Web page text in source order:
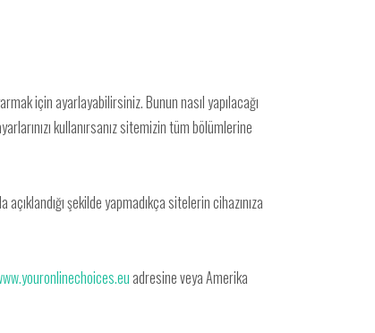
için ayarlayabilirsiniz. Bunun nasıl yapılacağı
kullanırsanız sitemizin tüm bölümlerine
şekilde yapmadıkça sitelerin cihazınıza
adresine veya Amerika